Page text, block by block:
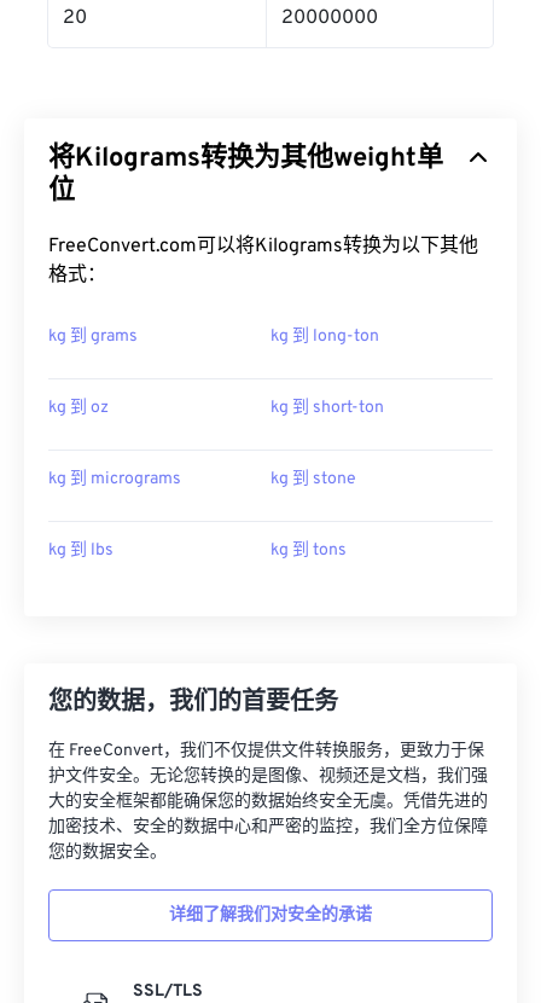
20 20000000
将Kilograms转换为其他weight单
位
FreeConvert.com可以将Kilograms转换为以下其他
格式：
kg 到 grams kg 到 long-ton
kg 到 oz kg 到 short-ton
kg 到 micrograms kg 到 stone
kg 到 lbs kg 到 tons
您的数据，我们的首要任务
在 FreeConvert，我们不仅提供文件转换服务，更致力于保
护文件安全。无论您转换的是图像、视频还是文档，我们强
大的安全框架都能确保您的数据始终安全无虞。凭借先进的
加密技术、安全的数据中心和严密的监控，我们全方位保障
您的数据安全。
详细了解我们对安全的承诺
SSL/TLS